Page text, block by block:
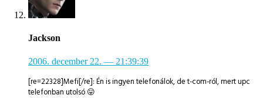
Jackson
2006. december 22. — 21:39:39
[re=22328]Mefi[/re]: Én is ingyen telefonálok, de t-com-ról, mert upc
telefonban utolsó 😛